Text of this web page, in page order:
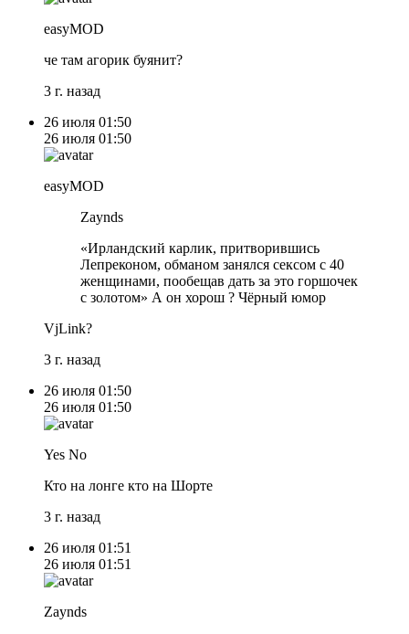
easyMOD
че там агорик буянит?
3 г. назад
26 июля 01:50
26 июля 01:50
easyMOD
Zaynds
«Ирландский карлик, притворившись
Лепреконом, обманом занялся сексом с 40
женщинами, пообещав дать за это горшочек
с золотом» А он хорош ? Чёрный юмор
VjLink?
3 г. назад
26 июля 01:50
26 июля 01:50
Yes No
Кто на лонге кто на Шорте
3 г. назад
26 июля 01:51
26 июля 01:51
Zaynds